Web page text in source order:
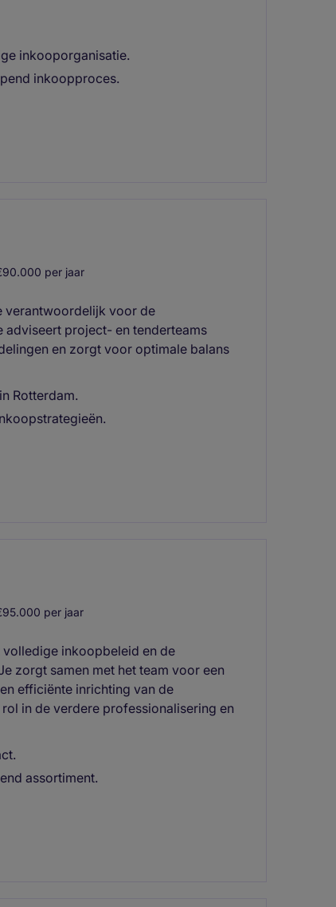
inkooporganisatie.
inkoopproces.
per jaar
verantwoordelijk voor de
project- en tenderteams
en zorgt voor optimale balans
Rotterdam.
per jaar
inkoopbeleid en de
zorgt samen met het team voor een
efficiënte inrichting van de
in de verdere professionalisering en
assortiment.